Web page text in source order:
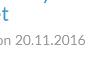
20.11.2016